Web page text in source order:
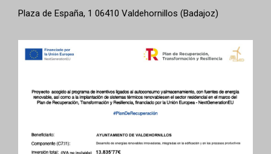
Plaza de España, 1 06410 Valdehornillos (Badajoz)